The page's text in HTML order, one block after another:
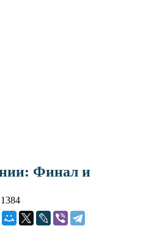
Финал и